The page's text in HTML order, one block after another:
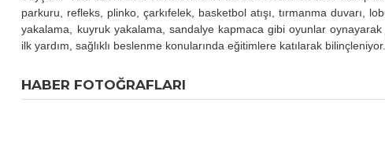
parkuru, refleks, plinko, çarkıfelek, basketbol atışı, tırmanma duvarı,
yakalama, kuyruk yakalama, sandalye kapmaca gibi oyunlar oynayarak
ilk yardım, sağlıklı beslenme konularında eğitimlere katılarak bilinçleniyor.
HABER FOTOĞRAFLARI